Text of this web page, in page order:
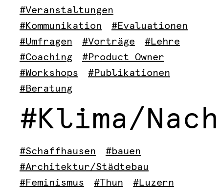
#Veranstaltungen
#Kommunikation
#Evaluationen
#Umfragen
#Vorträge
#Lehre
#Coaching
#Product Owner
#Workshops
#Publikationen
#Beratung
#Klima/
#Schaffhausen
#bauen
#Architektur/Städtebau
#Feminismus
#Thun
#Luzern